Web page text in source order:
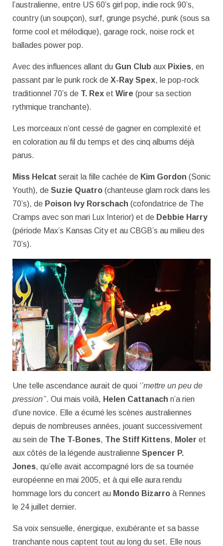
l’australienne, entre US 60’s girl pop, indie rock 90’s,
country (un soupçon), surf, grunge psyché, punk (sous sa
forme cool et mélodique), garage rock, noise rock et
ballades power pop.
Avec des influences allant du Gun Club aux Pixies, en
passant par le punk rock de X-Ray Spex, le pop-rock
traditionnel 70’s de T. Rex et Wire (pour sa section
rythmique tranchante).
Les morceaux n’ont cessé de gagner en complexité et
en coloration au fil du temps et des cinq albums déjà
parus.
Miss Helcat serait la fille cachée de Kim Gordon (Sonic
Youth), de Suzie Quatro (chanteuse glam rock dans les
70’s), de Poison Ivy Rorschach (cofondatrice de The
Cramps avec son mari Lux Interior) et de Debbie Harry
(période Max’s Kansas City et au CBGB’s au milieu des
70’s).
Une telle ascendance aurait de quoi ‘’mettre un peu de
pression’’. Oui mais voilà, Helen Cattanach n’a rien
d’une novice. Elle a écumé les scènes australiennes
depuis de nombreuses années, jouant successivement
au sein de The T-Bones, The Stiff Kittens, Moler et
aux côtés de la légende australienne Spencer P.
Jones, qu’elle avait accompagné lors de sa tournée
européenne en mai 2005, et à qui elle aura rendu
hommage lors du concert au Mondo Bizarro à Rennes
le 24 juillet dernier.
Sa voix sensuelle, énergique, exubérante et sa basse
tranchante nous captent tout au long du set. Elle nous